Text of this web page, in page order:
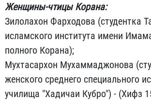
Женщины-чтицы Корана:
Зилолахон Фарходова (студентка
исламского института имени
полного Корана);
Мухтасархон Мухаммаджонова
женского среднего специального
училища "Хадичаи Кубро") - (Хифз